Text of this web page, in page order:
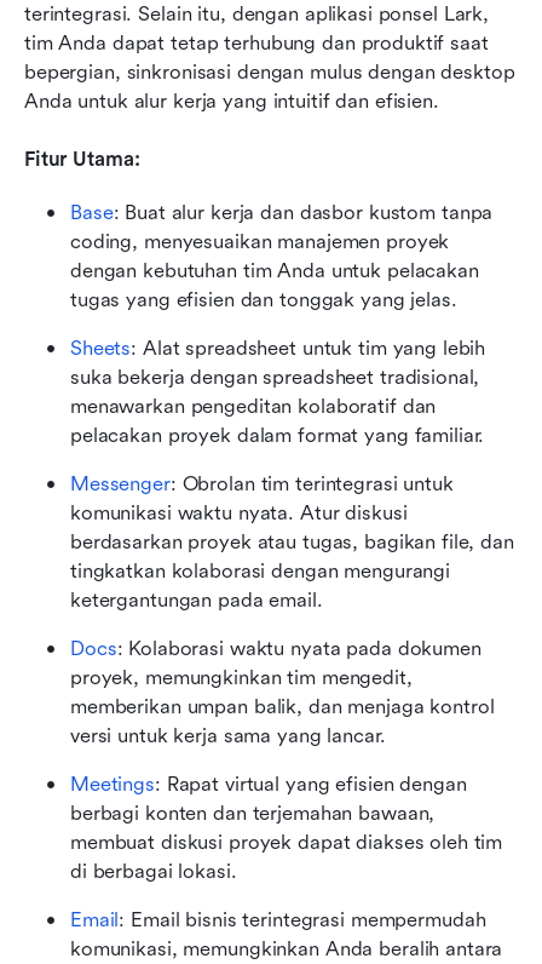
terintegrasi. Selain itu, dengan aplikasi ponsel Lark,
tim Anda dapat tetap terhubung dan produktif saat
bepergian, sinkronisasi dengan mulus dengan desktop
Anda untuk alur kerja yang intuitif dan efisien.
Fitur Utama:
Base: Buat alur kerja dan dasbor kustom tanpa
coding, menyesuaikan manajemen proyek
dengan kebutuhan tim Anda untuk pelacakan
tugas yang efisien dan tonggak yang jelas.
Sheets: Alat spreadsheet untuk tim yang lebih
suka bekerja dengan spreadsheet tradisional,
menawarkan pengeditan kolaboratif dan
pelacakan proyek dalam format yang familiar.
Messenger: Obrolan tim terintegrasi untuk
komunikasi waktu nyata. Atur diskusi
berdasarkan proyek atau tugas, bagikan file, dan
tingkatkan kolaborasi dengan mengurangi
ketergantungan pada email.
Docs: Kolaborasi waktu nyata pada dokumen
proyek, memungkinkan tim mengedit,
memberikan umpan balik, dan menjaga kontrol
versi untuk kerja sama yang lancar.
Meetings: Rapat virtual yang efisien dengan
berbagi konten dan terjemahan bawaan,
membuat diskusi proyek dapat diakses oleh tim
di berbagai lokasi.
Email: Email bisnis terintegrasi mempermudah
komunikasi, memungkinkan Anda beralih antara